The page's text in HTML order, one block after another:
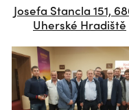
Josefa Stancla 151,
Uherské Hradiště